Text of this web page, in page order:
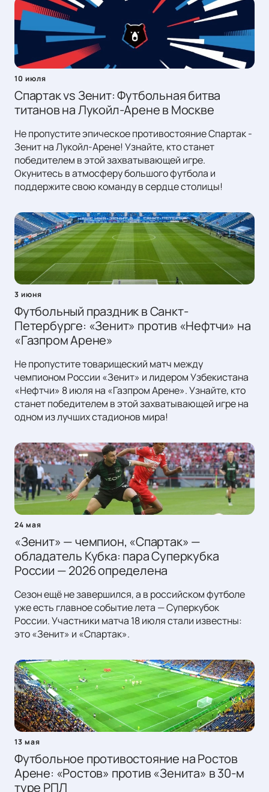
10 июля
Спартак vs Зенит: Футбольная битва
титанов на Лукойл-Арене в Москве
Не пропустите эпическое противостояние Спартак -
Зенит на Лукойл-Арене! Узнайте, кто станет
победителем в этой захватывающей игре.
Окунитесь в атмосферу большого футбола и
поддержите свою команду в сердце столицы!
3 июня
Футбольный праздник в Санкт-
Петербурге: «Зенит» против «Нефтчи» на
«Газпром Арене»
Не пропустите товарищеский матч между
чемпионом России «Зенит» и лидером Узбекистана
«Нефтчи» 8 июля на «Газпром Арене». Узнайте, кто
станет победителем в этой захватывающей игре на
одном из лучших стадионов мира!
24 мая
«Зенит» — чемпион, «Спартак» —
обладатель Кубка: пара Суперкубка
России — 2026 определена
Сезон ещё не завершился, а в российском футболе
уже есть главное событие лета — Суперкубок
России. Участники матча 18 июля стали известны:
это «Зенит» и «Спартак».
13 мая
Футбольное противостояние на Ростов
Арене: «Ростов» против «Зенита» в 30-м
туре РПЛ